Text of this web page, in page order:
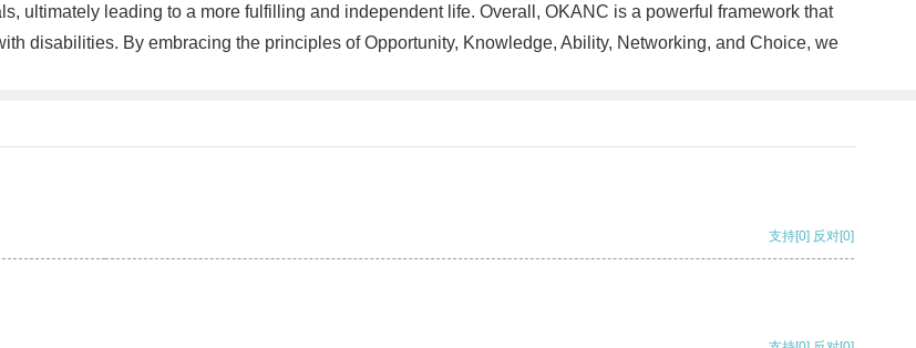
ultimately leading to a more fulfilling and independent life. Overall, OKANC is a powerful framework that
disabilities. By embracing the principles of Opportunity, Knowledge, Ability, Networking, and Choice, we
支持[0] 反对[0]